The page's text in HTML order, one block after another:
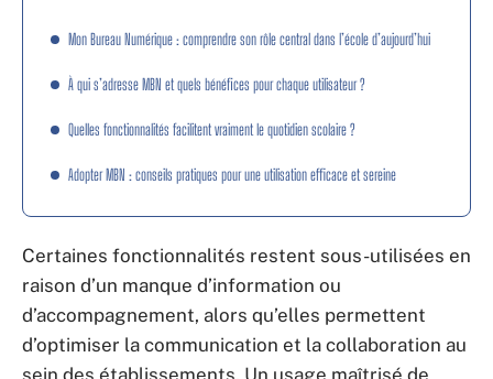
Mon Bureau Numérique : comprendre son rôle central dans l’école d’aujourd’hui
À qui s’adresse MBN et quels bénéfices pour chaque utilisateur ?
Quelles fonctionnalités facilitent vraiment le quotidien scolaire ?
Adopter MBN : conseils pratiques pour une utilisation efficace et sereine
Certaines fonctionnalités restent sous-utilisées en
raison d’un manque d’information ou
d’accompagnement, alors qu’elles permettent
d’optimiser la communication et la collaboration au
sein des établissements. Un usage maîtrisé de